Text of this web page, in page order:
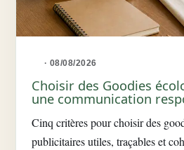
· 08/08/2026
Choisir des Goodies
une communication
Cinq critères pour choisir des
publicitaires utiles, traçables et